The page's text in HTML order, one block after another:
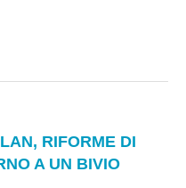
RIFORME DI
A UN BIVIO